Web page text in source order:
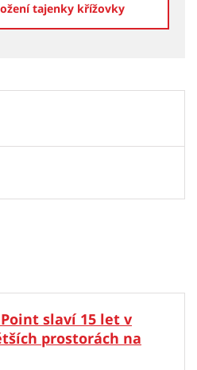
tajenky křížovky
slaví 15 let v
prostorách na